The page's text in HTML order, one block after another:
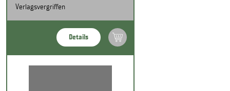
Verlagsvergriffen
Details